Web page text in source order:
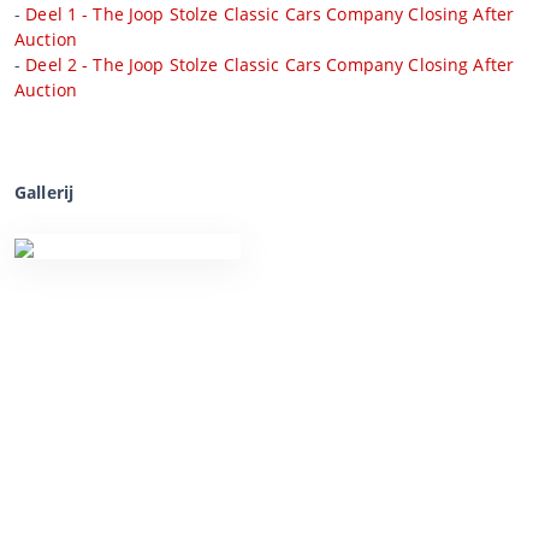
- Deel 1 - The Joop Stolze Classic Cars Company Closing After
Auction
- Deel 2 - The Joop Stolze Classic Cars Company Closing After
Auction
Gallerij